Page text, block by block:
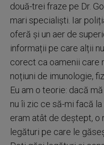
două-trei fraze pe Dr.
mari specialiști. Iar
oferă și un aer de
informații pe care alții
corect ca oamenii care
noțiuni de imunologie,
Eu am o teorie: dacă
nu îi zic ce să-mi facă
eram atât de deștept, o
legături pe care le